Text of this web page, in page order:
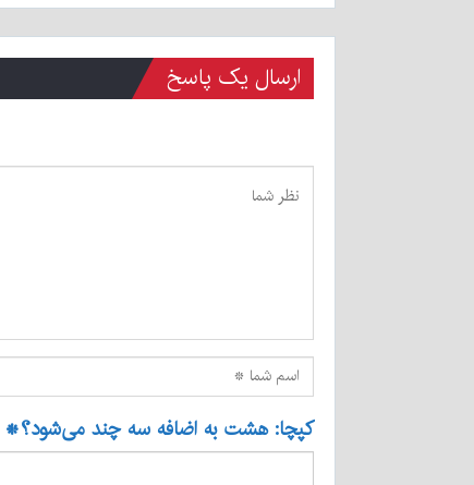
ارسال یک پاسخ
کپچا: هشت به اضافه سه چند می‌شود؟*